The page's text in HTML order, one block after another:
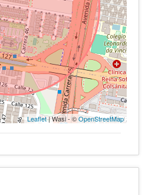
Leaflet| Wasi - ©OpenStreetMap